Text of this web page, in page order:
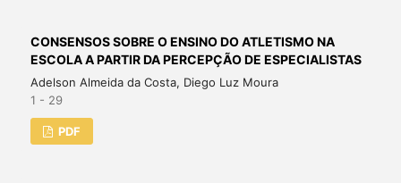
CONSENSOS SOBRE O ENSINO DO ATLETISMO NA
ESCOLA A PARTIR DA PERCEPÇÃO DE ESPECIALISTAS
Adelson Almeida da Costa, Diego Luz Moura
1 - 29
PDF